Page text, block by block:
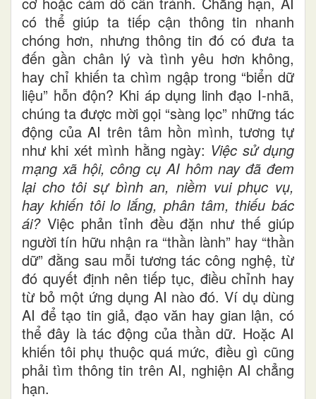
có thể giúp ta tiếp cận thông tin nhanh
chóng hơn, nhưng thông tin đó có đưa ta
đến gần chân lý và tình yêu hơn không,
hay chỉ khiến ta chìm ngập trong “biển dữ
liệu” hỗn độn? Khi áp dụng linh đạo I-nhã,
chúng ta được mời gọi “sàng lọc” những tác
động của AI trên tâm hồn mình, tương tự
như khi xét mình hằng ngày: Việc sử dụng
mạng xã hội, công cụ AI hôm nay đã đem
lại cho tôi sự bình an, niềm vui phục vụ,
hay khiến tôi lo lắng, phân tâm, thiếu bác
ái?Việc phản tỉnh đều đặn như thế giúp
người tín hữu nhận ra “thần lành” hay “thần
dữ” đằng sau mỗi tương tác công nghệ, từ
đó quyết định nên tiếp tục, điều chỉnh hay
từ bỏ một ứng dụng AI nào đó. Ví dụ dùng
AI để tạo tin giả, đạo văn hay gian lận, có
thể đây là tác động của thần dữ. Hoặc AI
khiến tôi phụ thuộc quá mức, điều gì cũng
phải tìm thông tin trên AI, nghiện AI chẳng
hạn.